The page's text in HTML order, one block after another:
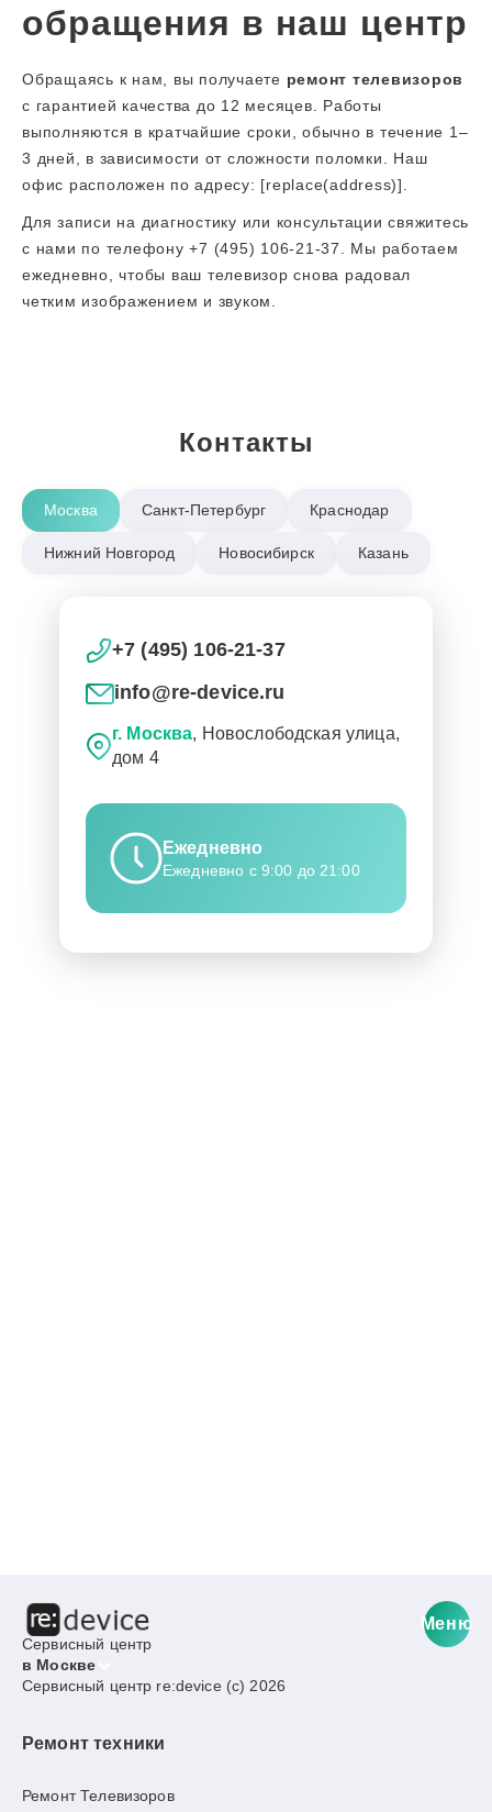
обращения в наш центр
Обращаясь к нам, вы получаете ремонт телевизоров
с гарантией качества до 12 месяцев. Работы
выполняются в кратчайшие сроки, обычно в течение 1–
3 дней, в зависимости от сложности поломки. Наш
офис расположен по адресу: [replace(address)].
Для записи на диагностику или консультации свяжитесь
с нами по телефону +7 (495) 106-21-37. Мы работаем
ежедневно, чтобы ваш телевизор снова радовал
четким изображением и звуком.
Контакты
Москва Санкт-Петербург Краснодар
Нижний Новгород Новосибирск Казань
+7 (495) 106-21-37
info@re-device.ru
г. Москва, Новослободская улица,
дом 4
Ежедневно
Ежедневно с 9:00 до 21:00
Сервисный центр
в Москве
Меню
Сервисный центр re:device (c) 2026
Ремонт техники
Ремонт Телевизоров